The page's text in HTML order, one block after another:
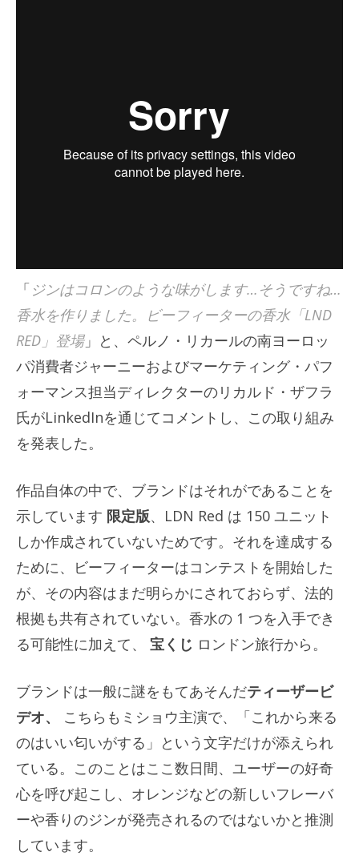
「 ジンはコロンのような味がします…そうですね…
香水を作りました。ビーフィーターの香水「LND
RED」登場」と、ペルノ・リカールの南ヨーロッ
パ消費者ジャーニーおよびマーケティング・パフ
ォーマンス担当ディレクターのリカルド・ザフラ
氏がLinkedInを通じてコメントし、この取り組み
を発表した。
作品自体の中で、ブランドはそれがであることを
示しています 限定版、LDN Red は 150 ユニット
しか作成されていないためです。それを達成する
ために、ビーフィーターはコンテストを開始した
が、その内容はまだ明らかにされておらず、法的
根拠も共有されていない。香水の 1 つを入手でき
る可能性に加えて、
宝くじ ロンドン旅行から。
ブランドは一般に謎をもてあそんだティーザービ
デオ、
こちらもミショウ主演で、「これから来る
のはいい匂いがする」という文字だけが添えられ
ている。このことはここ数日間、ユーザーの好奇
心を呼び起こし、オレンジなどの新しいフレーバ
ーや香りのジンが発売されるのではないかと推測
しています。